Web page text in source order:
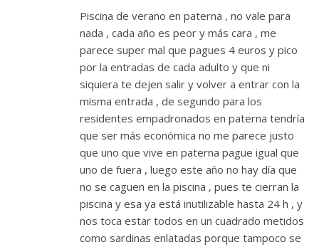
Piscina de verano en paterna , no vale para
nada , cada año es peor y más cara , me
parece super mal que pagues 4 euros y pico
por la entradas de cada adulto y que ni
siquiera te dejen salir y volver a entrar con la
misma entrada , de segundo para los
residentes empadronados en paterna tendría
que ser más económica no me parece justo
que uno que vive en paterna pague igual que
uno de fuera , luego este año no hay día que
no se caguen en la piscina , pues te cierran la
piscina y esa ya está inutilizable hasta 24 h , y
nos toca estar todos en un cuadrado metidos
como sardinas enlatadas porque tampoco se